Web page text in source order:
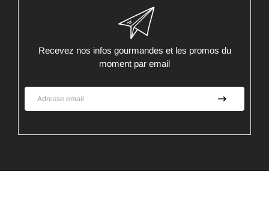
Recevez nos infos gourmandes et les promos du
moment par email